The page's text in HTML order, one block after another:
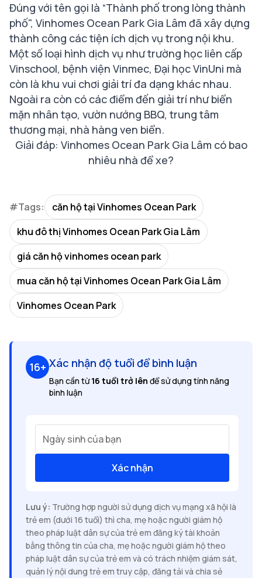
Đúng với tên gọi là “Thành phố trong lòng thành
phố", Vinhomes Ocean Park Gia Lâm đã xây dựng
thành công các tiện ích dịch vụ trong nội khu.
Một số loại hình dịch vụ như trường học liên cấp
Vinschool, bệnh viện Vinmec, Đại học VinUni mà
còn là khu vui chơi giải trí đa dạng khác nhau.
Ngoài ra còn có các điểm đến giải trí như biển
mặn nhân tạo, vườn nướng BBQ, trung tâm
thương mại, nhà hàng ven biển.
Giải đáp: Vinhomes Ocean Park Gia Lâm có bao
nhiêu nhà để xe?
#Tags:
căn hộ tại Vinhomes Ocean Park
khu đô thị Vinhomes Ocean Park Gia Lâm
giá căn hộ vinhomes ocean park
mua căn hộ tại Vinhomes Ocean Park Gia Lâm
Vinhomes Ocean Park
16+ Xác nhận độ tuổi để bình luận
Bạn cần từ16 tuổi trở lên để sử dụng tính năng
bình luận
Ngày sinh của bạn
Xác nhận
Lưu ý: Trường hợp người sử dụng dịch vụ mạng xã hội là
trẻ em (dưới 16 tuổi) thì cha, mẹ hoặc người giám hộ
theo pháp luật dân sự của trẻ em đăng ký tài khoản
bằng thông tin của cha, mẹ hoặc người giám hộ theo
pháp luật dân sự của trẻ em và có trách nhiệm giám sát,
quản lý nội dung trẻ em truy cập, đăng tải và chia sẻ